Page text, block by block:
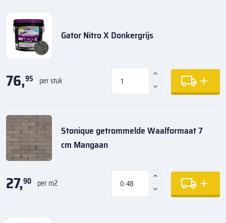
Gator Nitro X Donkergrijs
76,95 per stuk
Stonique getrommelde Waalformaat 7
cm Mangaan
27,90 per m2